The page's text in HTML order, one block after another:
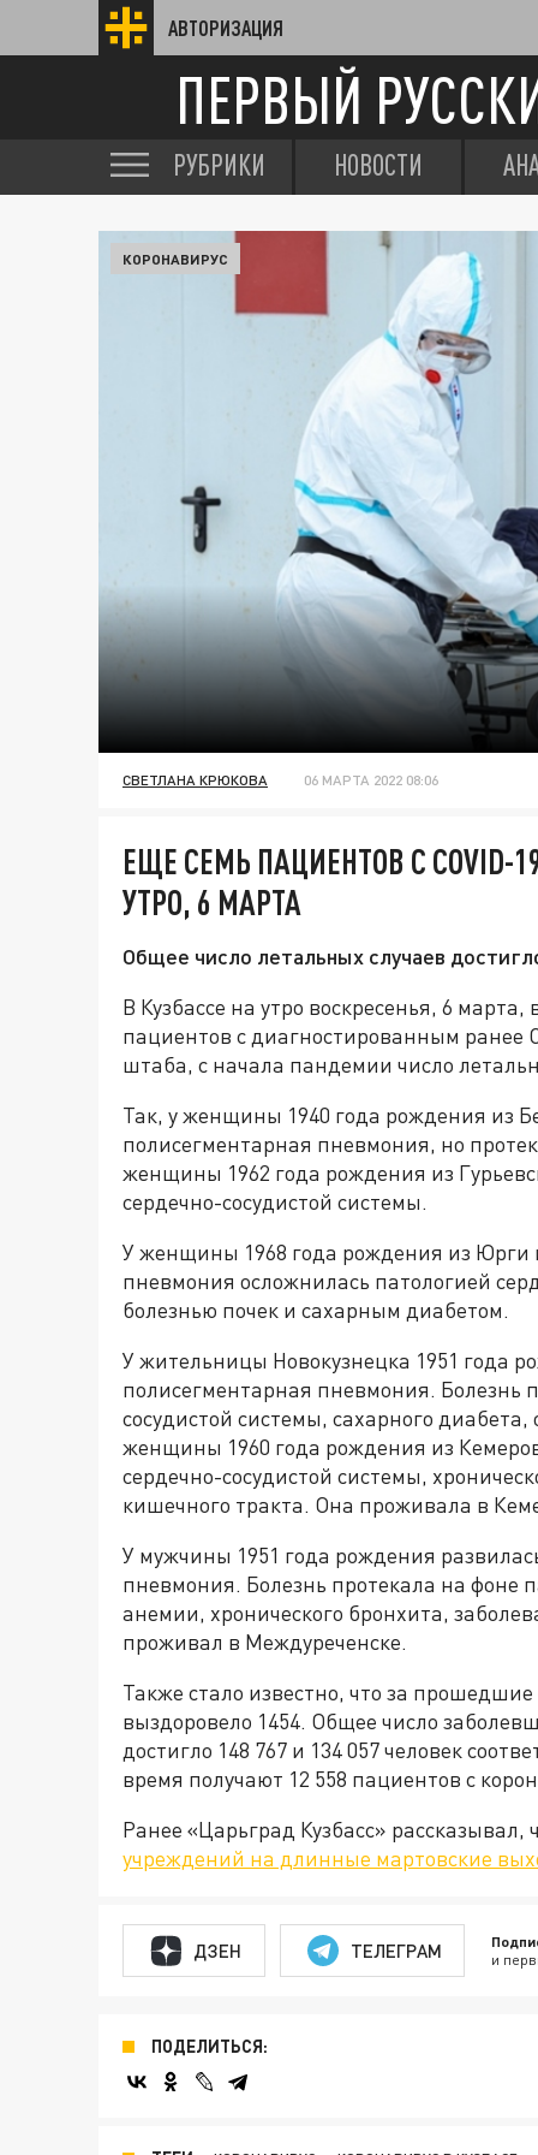
АВТОРИЗАЦИЯ
ПЕРВЫЙ
РУБРИКИ НОВОСТИ
КОРОНАВИРУС
СВЕТЛАНА КРЮКОВА 06 МАРТА 2022 08:06
ЕЩЕ СЕМЬ ПАЦИЕНТОВ С COVID-
УТРО, 6 МАРТА
Общее число летальных случаев
В Кузбассе на утро воскресенья, 6
пациентов с диагностированным ранее
штаба, с начала пандемии число
Так, у женщины 1940 года рождения из
полисегментарная пневмония, но
женщины 1962 года рождения из
сердечно-сосудистой системы.
У женщины 1968 года рождения из Юрги
пневмония осложнилась патологией
болезнью почек и сахарным диабетом.
У жительницы Новокузнецка 1951 года
полисегментарная пневмония. Болезнь
сосудистой системы, сахарного
женщины 1960 года рождения из
сердечно-сосудистой системы,
кишечного тракта. Она проживала в
У мужчины 1951 года рождения
пневмония. Болезнь протекала на фоне
анемии, хронического бронхита,
проживал в Междуреченске.
Также стало известно, что за прошедшие
выздоровело 1454. Общее число
достигло 148 767 и 134 057 человек
время получают 12 558 пациентов с
Ранее «Царьград Кузбасс» рассказывал,
учреждений на длинные мартовские
ДЗЕН ТЕЛЕГРАМ и
ПОДЕЛИТЬСЯ: